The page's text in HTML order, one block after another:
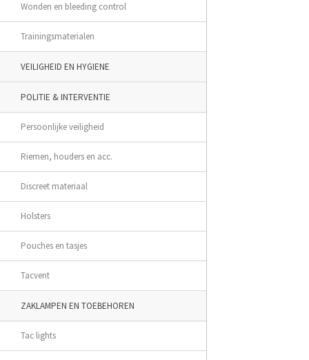
Wonden en bleeding control
Trainingsmaterialen
VEILIGHEID EN HYGIENE
POLITIE & INTERVENTIE
Persoonlijke veiligheid
Riemen, houders en acc.
Discreet materiaal
Holsters
Pouches en tasjes
Tacvent
ZAKLAMPEN EN TOEBEHOREN
Tac lights